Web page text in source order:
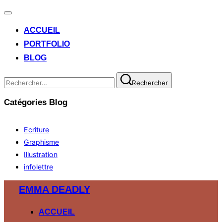
Ouvrir/fermer
navigation
ACCUEIL
PORTFOLIO
BLOG
Recherche
pour :
Rechercher
Catégories Blog
Ecriture
Graphisme
Illustration
infolettre
EMMA DEADLY
ACCUEIL